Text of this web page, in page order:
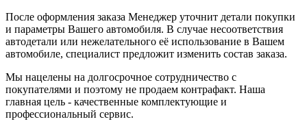
После оформления заказа Менеджер уточнит детали покупки
и параметры Вашего автомобиля. В случае несоответствия
автодетали или нежелательного её использование в Вашем
автомобиле, специалист предложит изменить состав заказа.
Мы нацелены на долгосрочное сотрудничество с
покупателями и поэтому не продаем контрафакт. Наша
главная цель - качественные комплектующие и
профессиональный сервис.